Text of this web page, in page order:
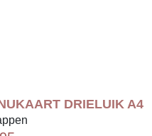
DRIELUIK A4